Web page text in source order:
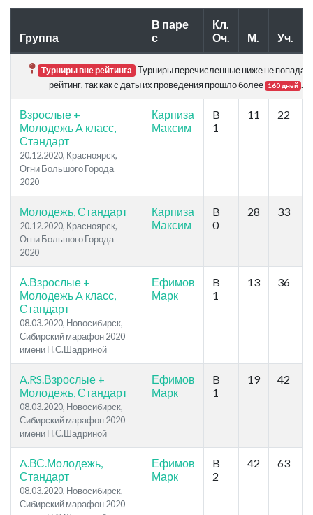
Группа
В паре
с
Кл.
Оч.
М. Уч.
Турниры вне рейтинга Турниры перечисленные ниже не
рейтинг, так как с даты их проведения прошло более 160 дней .
Взрослые +
Молодежь A класс,
Стандарт
20.12.2020, Красноярск,
Огни Большого Города
2020
Карпиза
Максим
B
1
11 22
Молодежь, Стандарт
20.12.2020, Красноярск,
Огни Большого Города
2020
Карпиза
Максим
B
0
28 33
А.Взрослые +
Молодежь A класс,
Стандарт
08.03.2020, Новосибирск,
Сибирский марафон 2020
имени Н.С.Шадриной
Ефимов
Марк
B
1
13 36
A.RS.Взрослые +
Молодежь, Стандарт
08.03.2020, Новосибирск,
Сибирский марафон 2020
имени Н.С.Шадриной
Ефимов
Марк
B
1
19 42
A.ВС.Молодежь,
Стандарт
08.03.2020, Новосибирск,
Сибирский марафон 2020
Ефимов
Марк
B
2
42 63